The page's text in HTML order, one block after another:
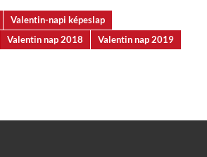
Valentin-napi képeslap
Valentin nap 2018 Valentin nap 2019